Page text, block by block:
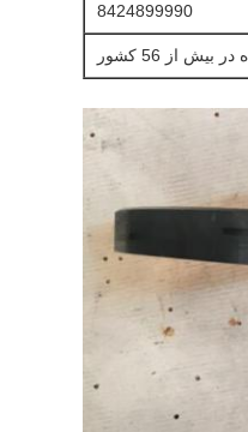
8424899990
از 56 کشور